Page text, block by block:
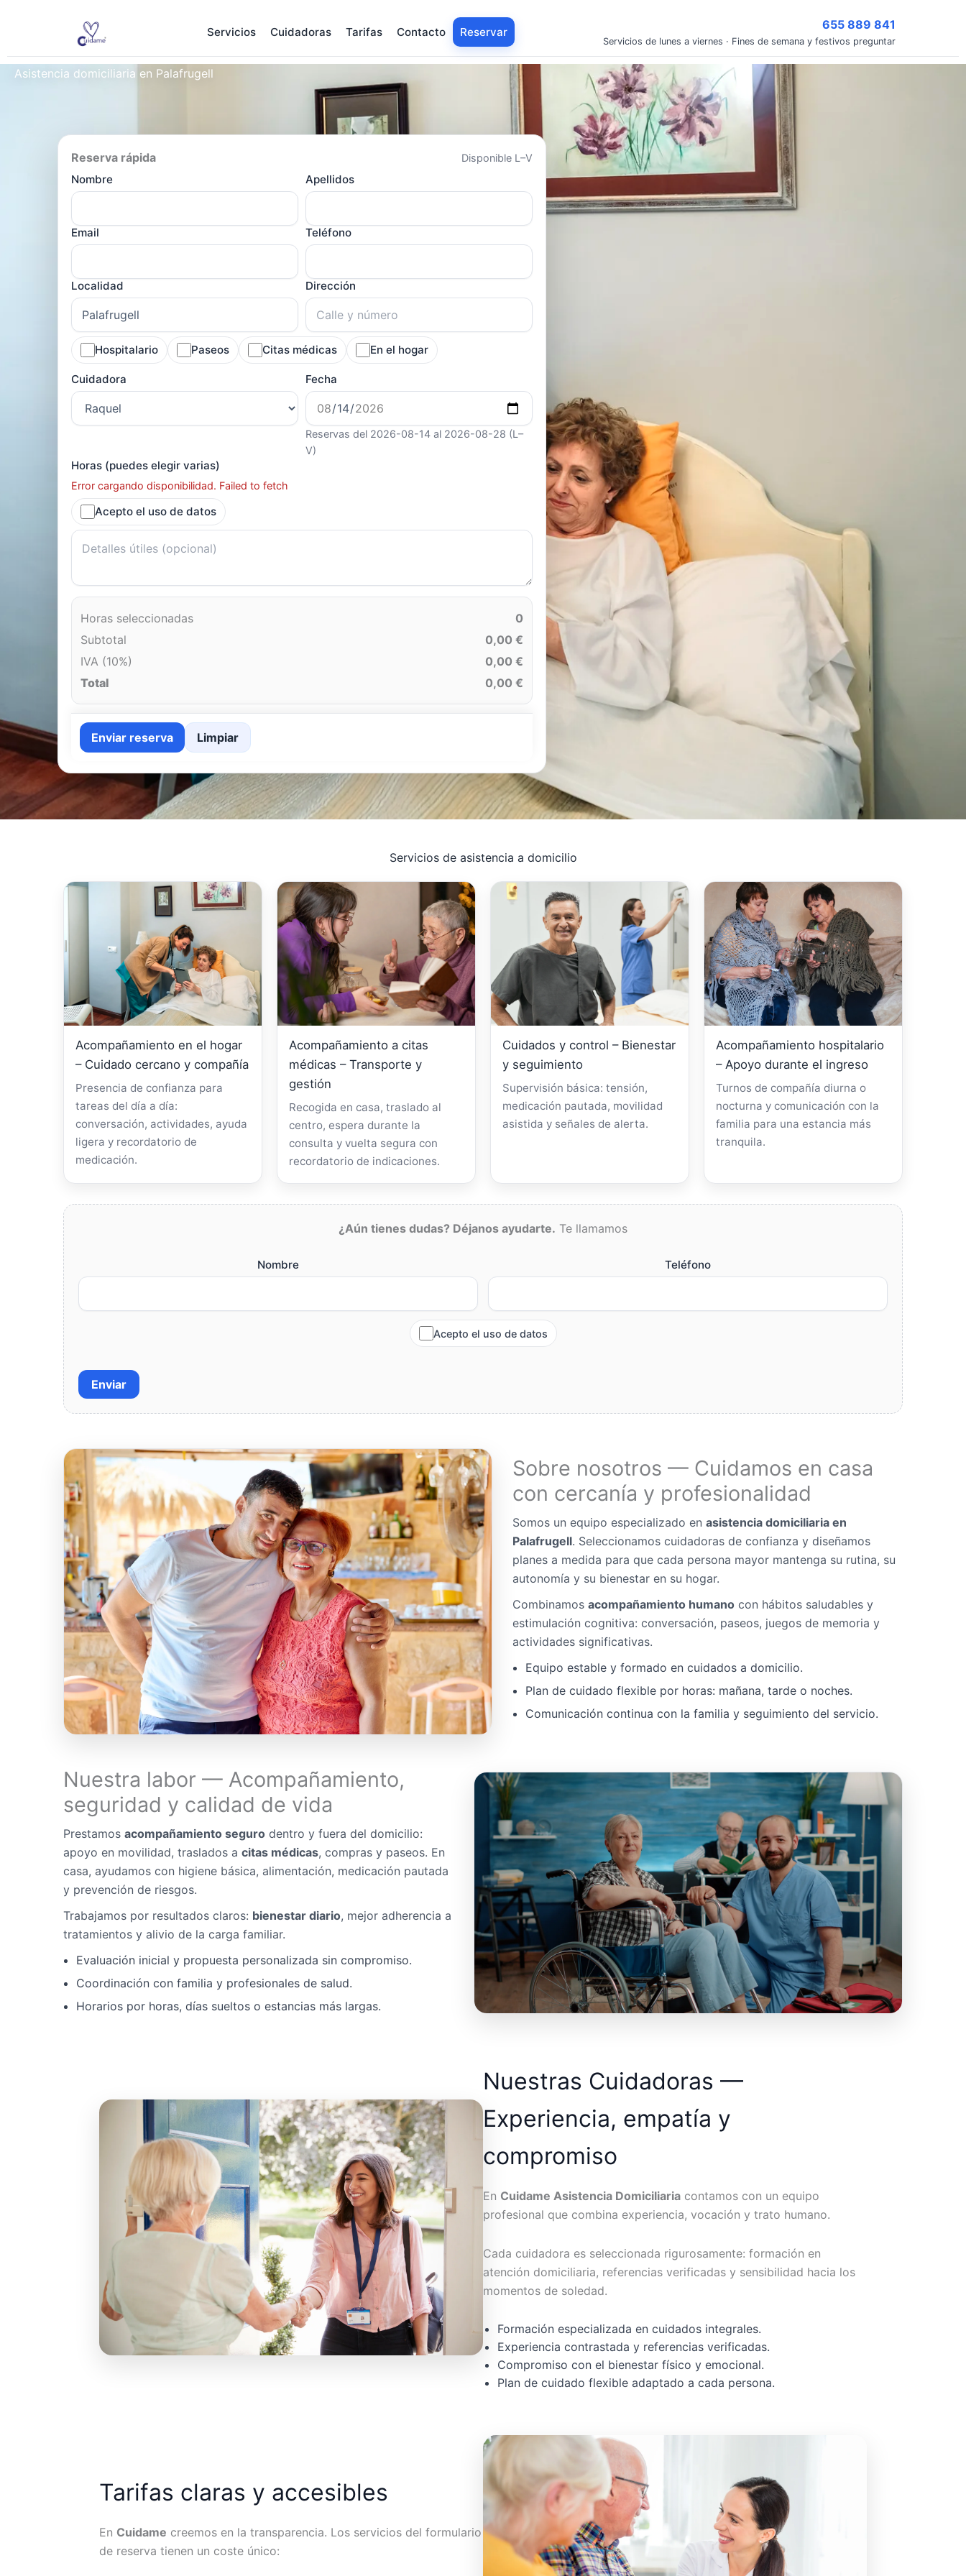
Servicios Cuidadoras Tarifas Contacto Reservar
655 889 841
Servicios de lunes a viernes · Fines de semana y festivos preguntar
Asistencia domiciliaria en Palafrugell
Reserva rápida Disponible L–V
Nombre Apellidos
Email Teléfono
Localidad Dirección
Hospitalario Paseos Citas médicas En el hogar
Cuidadora Fecha
Reservas del 2026-08-14 al 2026-08-28 (L–
V)
Horas (puedes elegir varias)
Error cargando disponibilidad. Failed to fetch
Acepto el uso de datos
Horas seleccionadas
0
Subtotal
0,00 €
IVA (10%)
0,00 €
Total
0,00 €
Enviar reserva Limpiar
Servicios de asistencia a domicilio
Acompañamiento en el hogar
– Cuidado cercano y compañía
Presencia de confianza para
tareas del día a día:
conversación, actividades, ayuda
ligera y recordatorio de
medicación.
Acompañamiento a citas
médicas – Transporte y
gestión
Recogida en casa, traslado al
centro, espera durante la
consulta y vuelta segura con
recordatorio de indicaciones.
Cuidados y control – Bienestar
y seguimiento
Supervisión básica: tensión,
medicación pautada, movilidad
asistida y señales de alerta.
Acompañamiento hospitalario
– Apoyo durante el ingreso
Turnos de compañía diurna o
nocturna y comunicación con la
familia para una estancia más
tranquila.
¿Aún tienes dudas? Déjanos ayudarte. Te llamamos
Nombre Teléfono
Acepto el uso de datos
Enviar
Sobre nosotros — Cuidamos en casa
con cercanía y profesionalidad
Somos un equipo especializado enasistencia domiciliaria en
Palafrugell. Seleccionamos cuidadoras de confianza y diseñamos
planes a medida para que cada persona mayor mantenga su rutina, su
autonomía y su bienestar en su hogar.
Combinamosacompañamiento humano con hábitos saludables y
estimulación cognitiva: conversación, paseos, juegos de memoria y
actividades significativas.
Equipo estable y formado en cuidados a domicilio.
Plan de cuidado flexible por horas: mañana, tarde o noches.
Comunicación continua con la familia y seguimiento del servicio.
Nuestra labor — Acompañamiento,
seguridad y calidad de vida
Prestamos acompañamiento seguro dentro y fuera del domicilio:
apoyo en movilidad, traslados a citas médicas, compras y paseos. En
casa, ayudamos con higiene básica, alimentación, medicación pautada
y prevención de riesgos.
Trabajamos por resultados claros: bienestar diario, mejor adherencia a
tratamientos y alivio de la carga familiar.
Evaluación inicial y propuesta personalizada sin compromiso.
Coordinación con familia y profesionales de salud.
Horarios por horas, días sueltos o estancias más largas.
Nuestras Cuidadoras —
Experiencia, empatía y
compromiso
En Cuidame Asistencia Domiciliaria contamos con un equipo
profesional que combina experiencia, vocación y trato humano.
Cada cuidadora es seleccionada rigurosamente: formación en
atención domiciliaria, referencias verificadas y sensibilidad hacia los
momentos de soledad.
Formación especializada en cuidados integrales.
Experiencia contrastada y referencias verificadas.
Compromiso con el bienestar físico y emocional.
Plan de cuidado flexible adaptado a cada persona.
Tarifas claras y accesibles
En Cuidame creemos en la transparencia. Los servicios del formulario
de reserva tienen un coste único: